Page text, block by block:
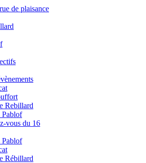
de plaisance
Rebillard
Pablof
vous du 16
Pablof
Rébillard